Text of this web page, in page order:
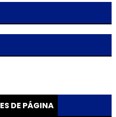
DE PÁGINA